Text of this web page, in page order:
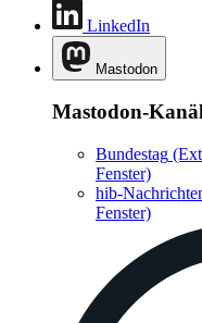
LinkedIn
Mastodon
Mastodon-
Bundestag
Fenster)
hib-
Fenster)